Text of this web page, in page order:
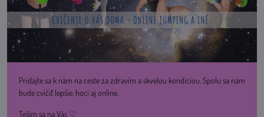
Pridajte sa k nám na ceste za zdravím a skvelou kondíciou. Spolu sa nám
bude cvičiť lepšie, hoci aj online.
Teším sa na Vás ♡